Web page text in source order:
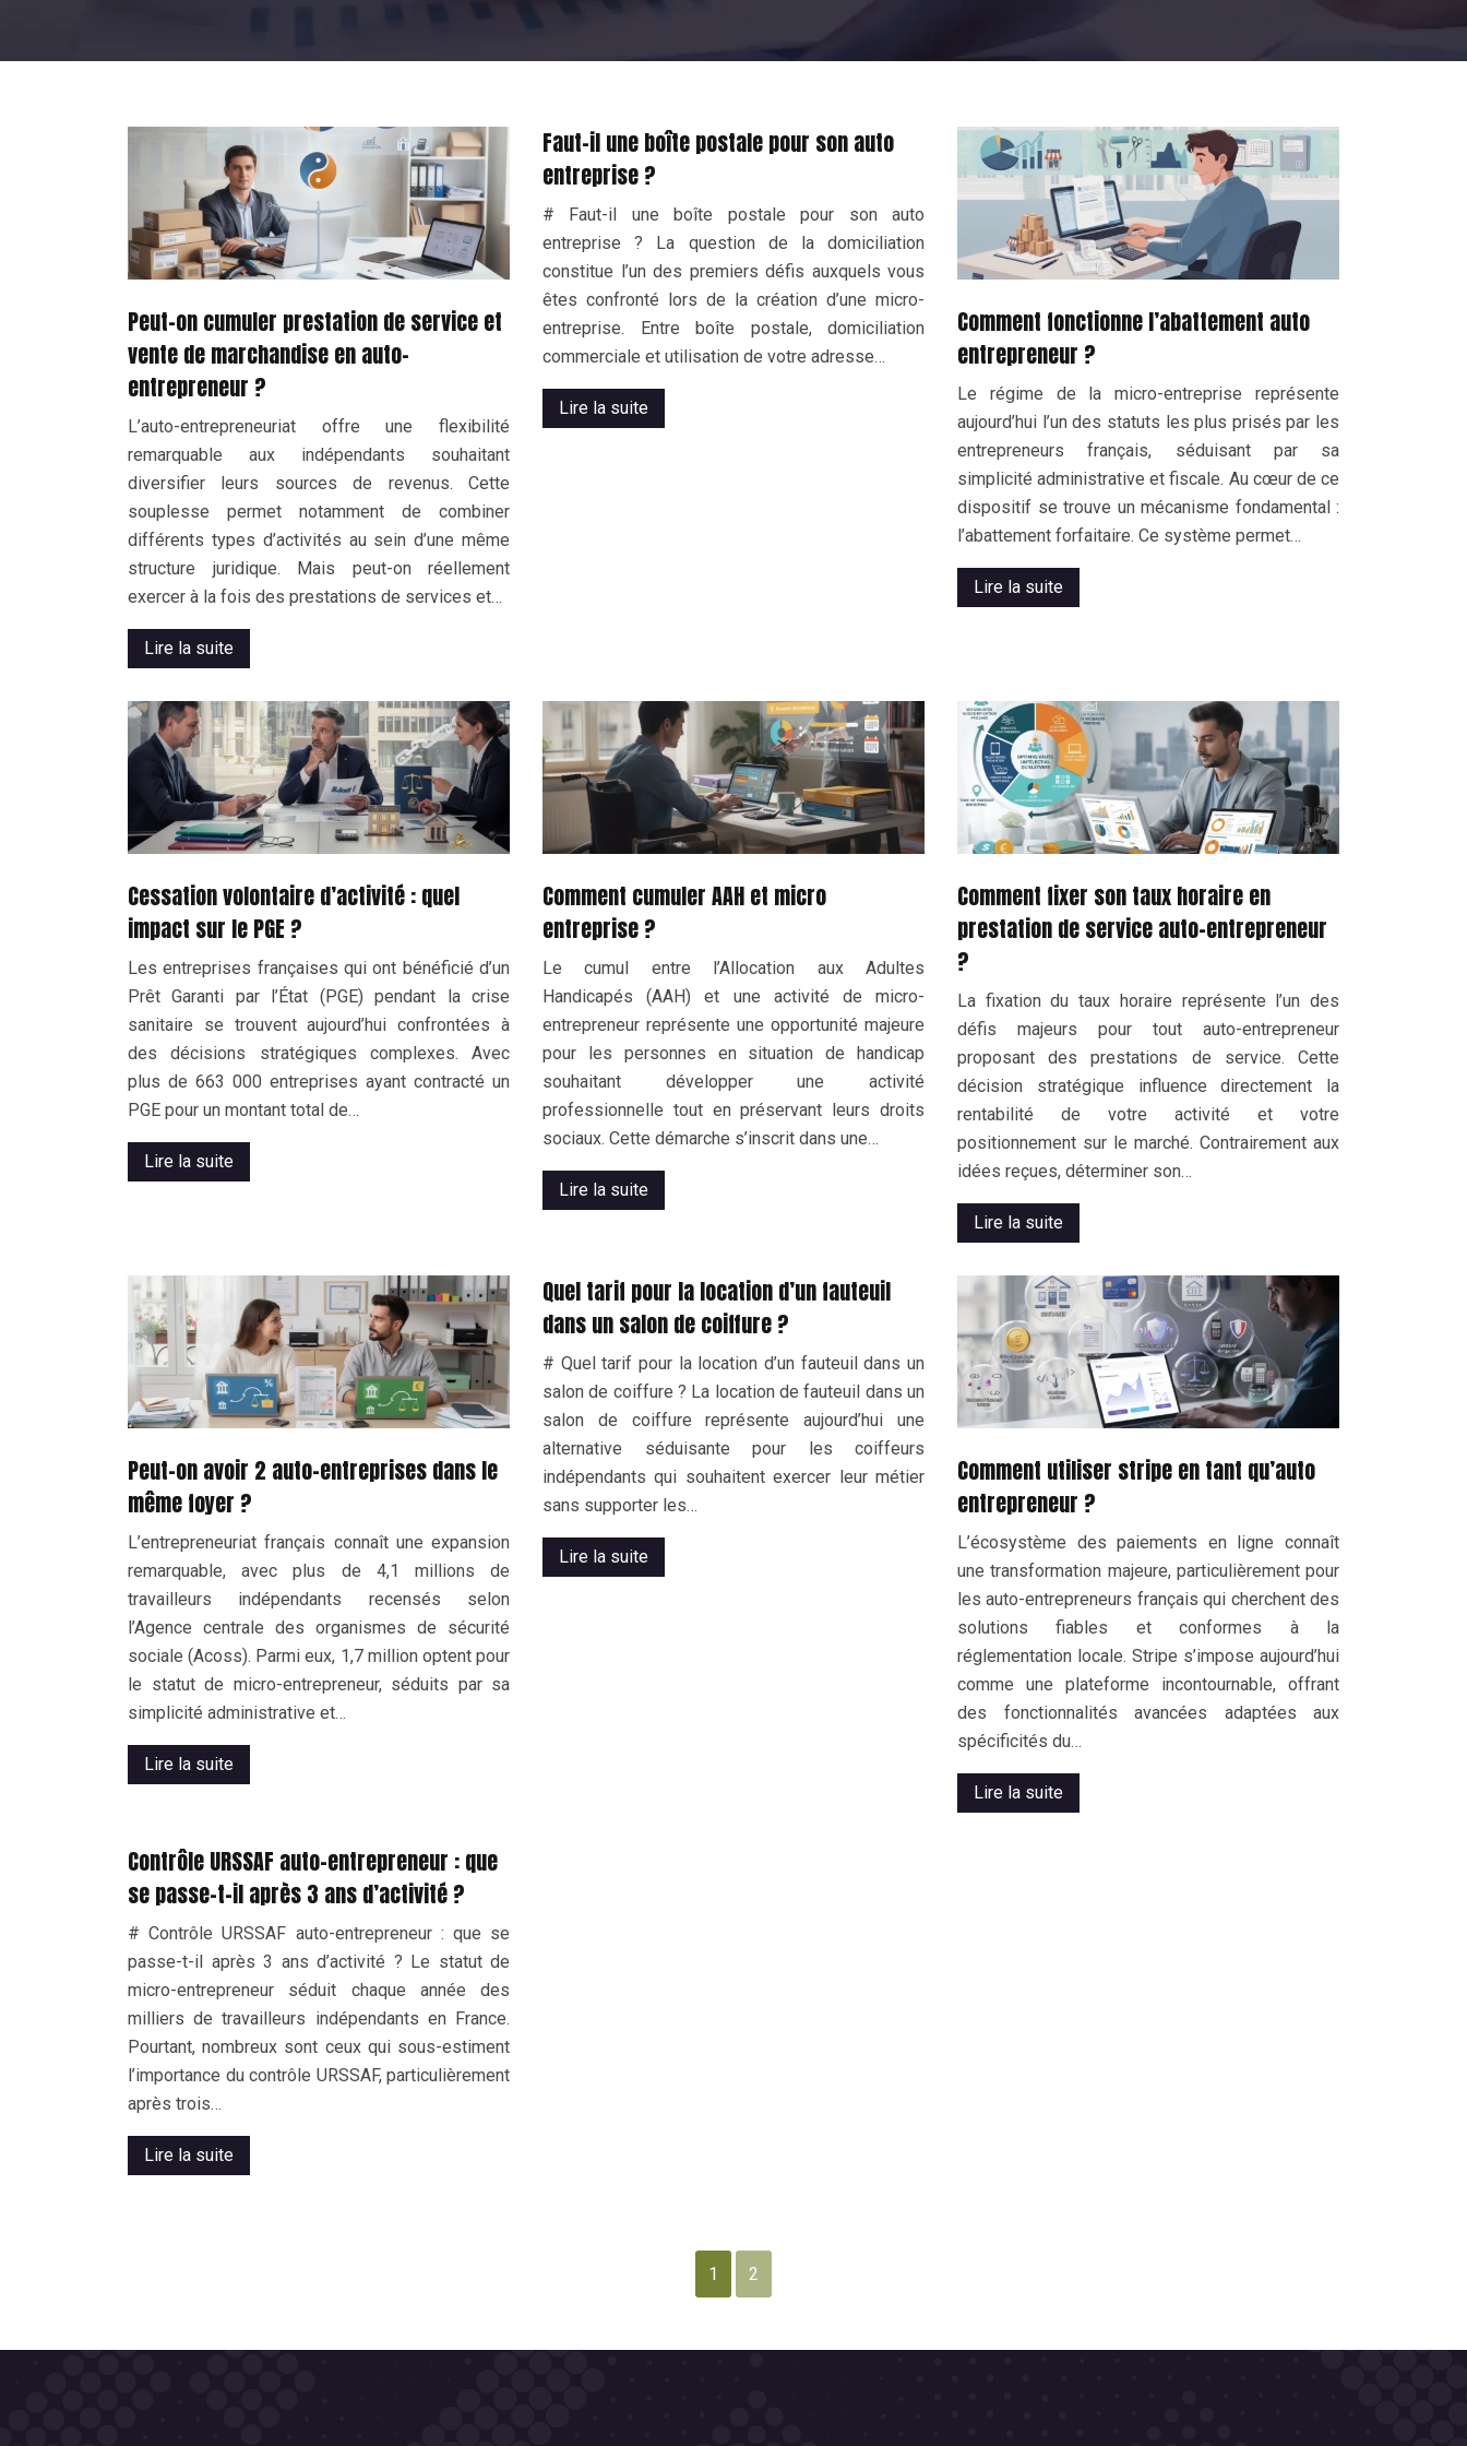
Peut-on cumuler prestation de service et
vente de marchandise en auto-
entrepreneur ?
L’auto-entrepreneuriat offre une flexibilité
remarquable aux indépendants souhaitant
diversifier leurs sources de revenus. Cette
souplesse permet notamment de combiner
différents types d’activités au sein d’une même
structure juridique. Mais peut-on réellement
exercer à la fois des prestations de services et…
Lire la suite
Faut-il une boîte postale pour son auto
entreprise ?
# Faut-il une boîte postale pour son auto
entreprise ? La question de la domiciliation
constitue l’un des premiers défis auxquels vous
êtes confronté lors de la création d’une micro-
entreprise. Entre boîte postale, domiciliation
commerciale et utilisation de votre adresse…
Lire la suite
Comment fonctionne l’abattement auto
entrepreneur ?
Le régime de la micro-entreprise représente
aujourd’hui l’un des statuts les plus prisés par les
entrepreneurs français, séduisant par sa
simplicité administrative et fiscale. Au cœur de ce
dispositif se trouve un mécanisme fondamental :
l’abattement forfaitaire. Ce système permet…
Lire la suite
Cessation volontaire d’activité : quel
impact sur le PGE ?
Les entreprises françaises qui ont bénéficié d’un
Prêt Garanti par l’État (PGE) pendant la crise
sanitaire se trouvent aujourd’hui confrontées à
des décisions stratégiques complexes. Avec
plus de 663 000 entreprises ayant contracté un
PGE pour un montant total de…
Lire la suite
Comment cumuler AAH et micro
entreprise ?
Le cumul entre l’Allocation aux Adultes
Handicapés (AAH) et une activité de micro-
entrepreneur représente une opportunité majeure
pour les personnes en situation de handicap
souhaitant développer une activité
professionnelle tout en préservant leurs droits
sociaux. Cette démarche s’inscrit dans une…
Lire la suite
Comment fixer son taux horaire en
prestation de service auto-entrepreneur
?
La fixation du taux horaire représente l’un des
défis majeurs pour tout auto-entrepreneur
proposant des prestations de service. Cette
décision stratégique influence directement la
rentabilité de votre activité et votre
positionnement sur le marché. Contrairement aux
idées reçues, déterminer son…
Lire la suite
Peut-on avoir 2 auto-entreprises dans le
même foyer ?
L’entrepreneuriat français connaît une expansion
remarquable, avec plus de 4,1 millions de
travailleurs indépendants recensés selon
l’Agence centrale des organismes de sécurité
sociale (Acoss). Parmi eux, 1,7 million optent pour
le statut de micro-entrepreneur, séduits par sa
simplicité administrative et…
Lire la suite
Quel tarif pour la location d’un fauteuil
dans un salon de coiffure ?
# Quel tarif pour la location d’un fauteuil dans un
salon de coiffure ? La location de fauteuil dans un
salon de coiffure représente aujourd’hui une
alternative séduisante pour les coiffeurs
indépendants qui souhaitent exercer leur métier
sans supporter les…
Lire la suite
Comment utiliser stripe en tant qu’auto
entrepreneur ?
L’écosystème des paiements en ligne connaît
une transformation majeure, particulièrement pour
les auto-entrepreneurs français qui cherchent des
solutions fiables et conformes à la
réglementation locale. Stripe s’impose aujourd’hui
comme une plateforme incontournable, offrant
des fonctionnalités avancées adaptées aux
spécificités du…
Lire la suite
Contrôle URSSAF auto-entrepreneur : que
se passe-t-il après 3 ans d’activité ?
# Contrôle URSSAF auto-entrepreneur : que se
passe-t-il après 3 ans d’activité ? Le statut de
micro-entrepreneur séduit chaque année des
milliers de travailleurs indépendants en France.
Pourtant, nombreux sont ceux qui sous-estiment
l’importance du contrôle URSSAF, particulièrement
après trois…
Lire la suite
1 2